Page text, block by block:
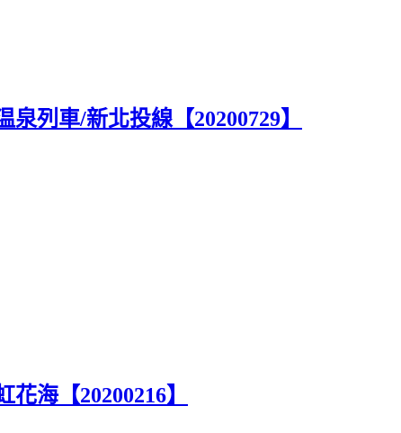
列車/新北投線【20200729】
海【20200216】